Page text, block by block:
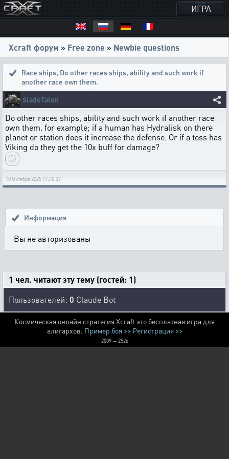
ИГРА
Xcraft форум » Free zone » Newbie questions
Race ships, Do other races ships, ability and such work if
another race own them.
SladeTalon
Do other races ships, ability and such work if another race
own them. for example; if a human has Hydralisk on there
planet or station does it increase the defense. Or if a toss has
Viking do they get the 10x buff for damage?
10 Октября 2025 17:40:37
Информация
Вы не авторизованы
1 чел. читают эту тему (гостей: 1)
Пользователей: 0 Claude Bot
Космическая онлайн стратегия Xcraft это бесплатная игра для
алигархов. Пример боя >> Регистрация >>
2009 — 2526